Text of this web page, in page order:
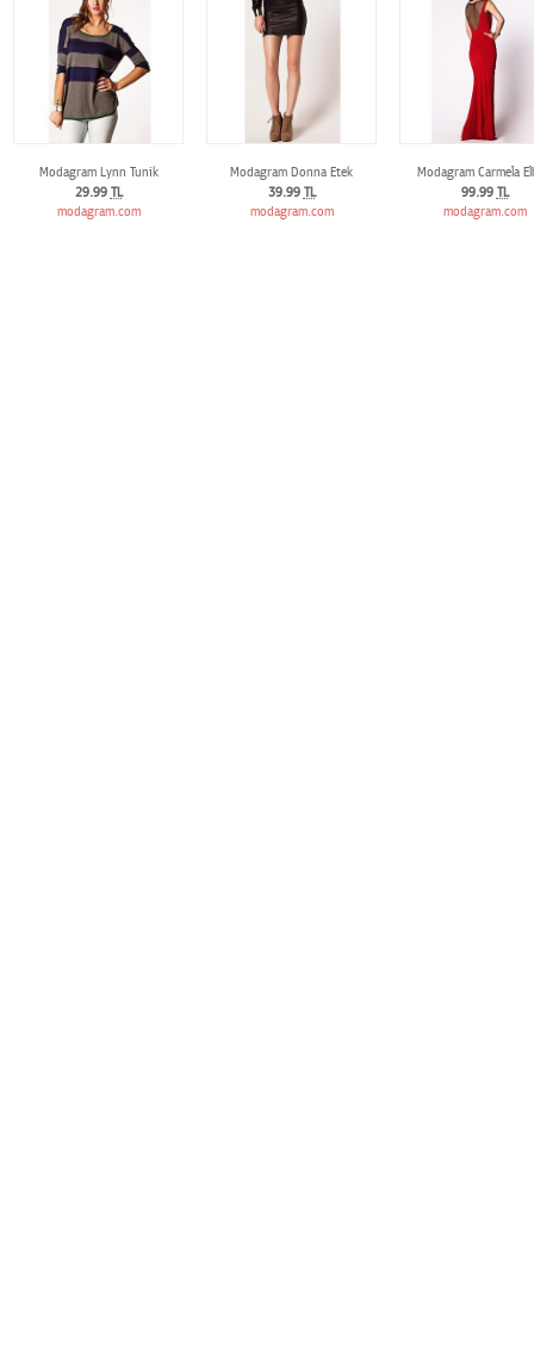
Modagram Lynn Tunik
29.99 TL
modagram.com
Modagram Donna Etek
39.99 TL
modagram.com
Modagram Carmela
99.99 TL
modagram.com